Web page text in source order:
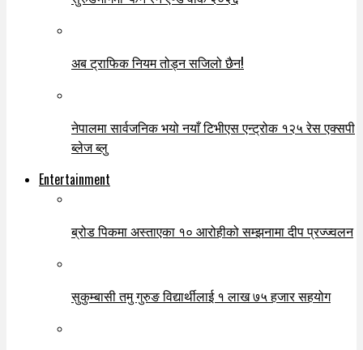
अब ट्राफिक नियम तोड्न सजिलो छैन!
नेपालमा सार्वजनिक भयो नयाँ टिभीएस एन्ट्रोक १२५ रेस एक्सपी
ब्लेज ब्लु
Entertainment
ब्रोड पिकमा अस्ताएका १० आरोहीको सम्झनामा दीप प्रज्ज्वलन
सुकुम्बासी तमु गुरुङ विद्यार्थीलाई १ लाख ७५ हजार सहयोग